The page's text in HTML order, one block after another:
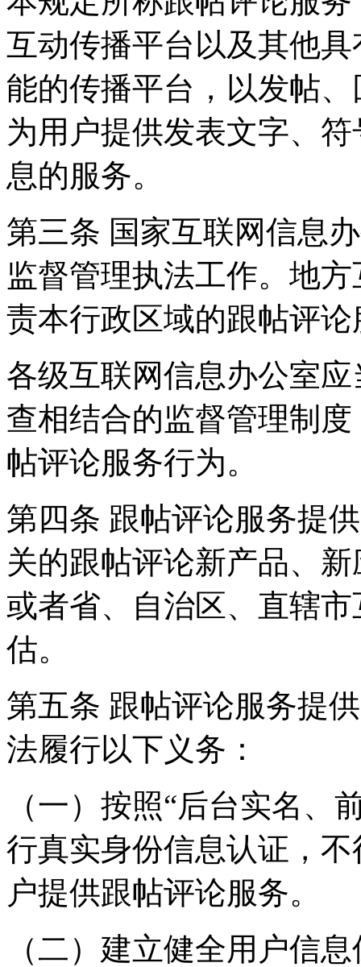
互动传播平台以及其他
能的传播平台，以发帖
为用户提供发表文字、
息的服务。
第三条 国家互联网信息
监督管理执法工作。地
责本行政区域的跟帖评
各级互联网信息办公室
查相结合的监督管理制
帖评论服务行为。
第四条 跟帖评论服务提
关的跟帖评论新产品、
或者省、自治区、直辖
估。
第五条 跟帖评论服务提
法履行以下义务：
（一）按照“后台实名、
行真实身份信息认证，
户提供跟帖评论服务。
（二）建立健全用户信